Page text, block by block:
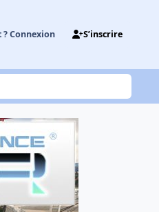
Connexion S’inscrire